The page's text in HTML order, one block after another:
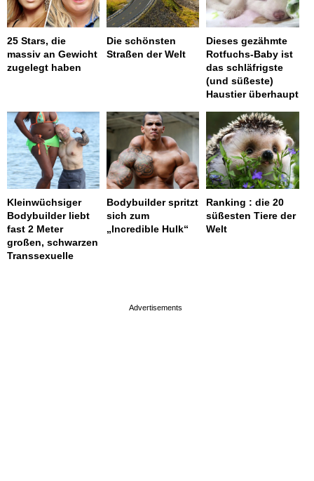
25 Stars, die
massiv an Gewicht
zugelegt haben
Die schönsten
Straßen der Welt
Dieses gezähmte
Rotfuchs-Baby ist
das schläfrigste
(und süßeste)
Haustier überhaupt
Kleinwüchsiger
Bodybuilder liebt
fast 2 Meter
großen, schwarzen
Transsexuelle
Bodybuilder spritzt
sich zum
„Incredible Hulk“
Ranking : die 20
süßesten Tiere der
Welt